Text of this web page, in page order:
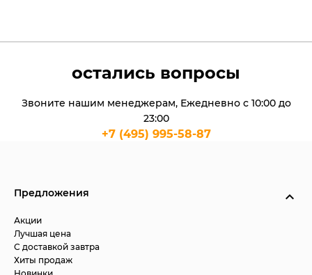
остались вопросы
Звоните нашим менеджерам, Ежедневно с 10:00 до
23:00
+7 (495) 995-58-87
Предложения
Акции
Лучшая цена
С доставкой завтра
Хиты продаж